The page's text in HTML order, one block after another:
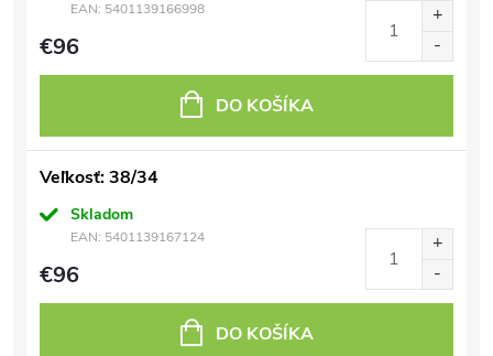
EAN: 5401139166998
€96
DO KOŠÍKA
Veľkosť: 38/34
Skladom
EAN: 5401139167124
€96
DO KOŠÍKA